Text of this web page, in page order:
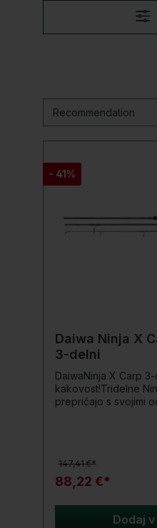
- 41%
Daiwa Ninja X
3-delni
DaiwaNinja X Carp
kakovost!Tridelne
prepričajo s svojimi
od dvodelne
izdelku: HMC+ ogljikovih vlaken blank
Zanesljiva spojka
ročaj Shrinktube
Seaguide obročki
147,41 €*
88,22 €*
Dodaj